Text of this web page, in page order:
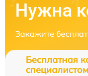
Нужна
Закажите
Бесплатная
специалистом